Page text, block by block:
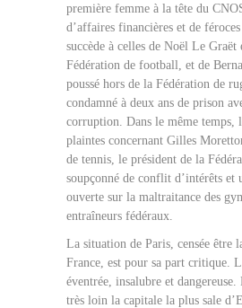
première femme à la tête du
d’affaires financières et de
succède à celles de Noël Le Graët
Fédération de football, et de
poussé hors de la Fédération de
condamné à deux ans de prison
corruption. Dans le même temps,
plaintes concernant Gilles
de tennis, le président de la
soupçonné de conflit d’intérêts et
ouverte sur la maltraitance des
entraîneurs fédéraux.
La situation de Paris, censée être
France, est pour sa part critique.
éventrée, insalubre et
très loin la capitale la plus sale